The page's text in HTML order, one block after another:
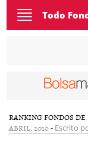
Toggle
navigation
Todo
RANKING FONDOS
ABRIL, 2010- Escrito